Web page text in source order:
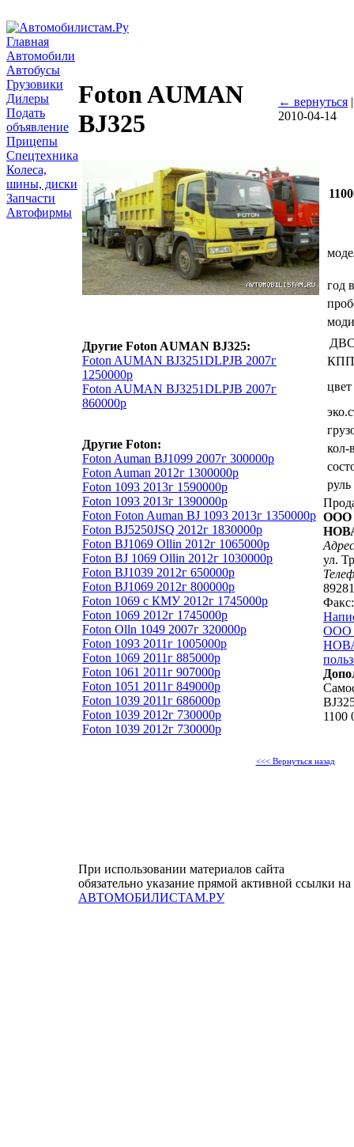
Главная
Автомобили
Автобусы
Грузовики
Дилеры
Подать
объявление
Прицепы
Спецтехника
Колеса,
шины, диски
Запчасти
Автофирмы
Foton AUMAN
BJ325
← вернуться
2010-04-14
Другие Foton AUMAN BJ325:
Foton AUMAN BJ3251DLPJB 2007г
1250000р
Foton AUMAN BJ3251DLPJB 2007г
860000р
Другие Foton:
Foton Auman BJ1099 2007г 300000р
Foton Auman 2012г 1300000р
Foton 1093 2013г 1590000р
Foton 1093 2013г 1390000р
Foton Foton Auman BJ 1093 2013г 1350000р
Foton BJ5250JSQ 2012г 1830000р
Foton BJ1069 Ollin 2012г 1065000р
Foton BJ 1069 Ollin 2012г 1030000р
Foton BJ1039 2012г 650000р
Foton BJ1069 2012г 800000р
Foton 1069 с КМУ 2012г 1745000р
Foton 1069 2012г 1745000р
Foton Olln 1049 2007г 320000р
Foton 1093 2011г 1005000р
Foton 1069 2011г 885000р
Foton 1061 2011г 907000р
Foton 1051 2011г 849000р
Foton 1039 2011г 686000р
Foton 1039 2012г 730000р
Foton 1039 2012г 730000р
год
КПП
цвет
кол-
руль
ООО
ул.
ООО
1100
<<< Вернуться назад
При использовании материалов сайта
обязательно указание прямой активной ссылки на
АВТОМОБИЛИСТАМ.РУ